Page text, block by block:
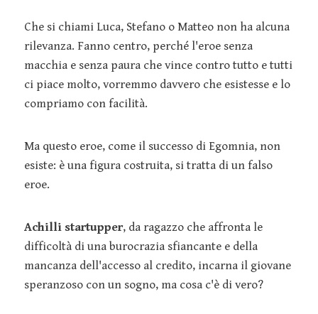
Che si chiami Luca, Stefano o Matteo non ha alcuna
rilevanza. Fanno centro, perché l'eroe senza
macchia e senza paura che vince contro tutto e tutti
ci piace molto, vorremmo davvero che esistesse e lo
compriamo con facilità.
Ma questo eroe, come il successo di Egomnia, non
esiste: è una figura costruita, si tratta di un falso
eroe.
Achilli startupper, da ragazzo che affronta le
difficoltà di una burocrazia sfiancante e della
mancanza dell'accesso al credito, incarna il giovane
speranzoso con un sogno, ma cosa c'è di vero?